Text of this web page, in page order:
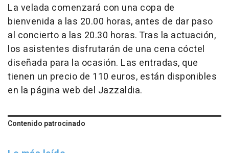
La velada comenzará con una copa de
bienvenida a las 20.00 horas, antes de dar paso
al concierto a las 20.30 horas. Tras la actuación,
los asistentes disfrutarán de una cena cóctel
diseñada para la ocasión. Las entradas, que
tienen un precio de 110 euros, están disponibles
en la página web del Jazzaldia.
Contenido patrocinado